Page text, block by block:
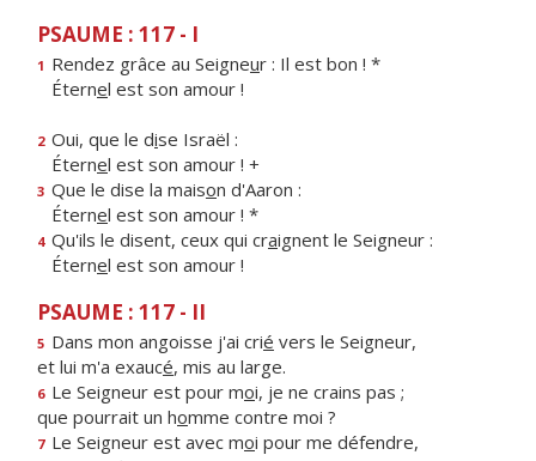
PSAUME : 117 - I
1 Rendez grâce au Seigneur : Il est bon ! *
Éternel est son amour !
2 Oui, que le dise Israël :
Éternel est son amour ! +
3 Que le dise la maison d'Aaron :
Éternel est son amour ! *
4 Qu'ils le disent, ceux qui craignent le Seigneur :
Éternel est son amour !
PSAUME : 117 - II
5 Dans mon angoisse j'ai crié vers le Seigneur,
et lui m'a exaucé, mis au large.
6 Le Seigneur est pour moi, je ne crains pas ;
que pourrait un homme contre moi ?
7 Le Seigneur est avec moi pour me défendre,